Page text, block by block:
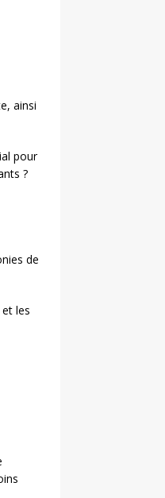
ainsi
pour
?
de
les